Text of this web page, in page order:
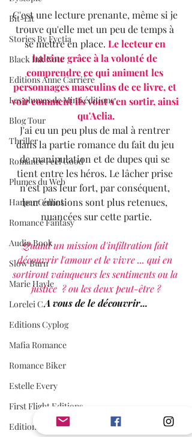
Bit-Lit
Stories By Fyctia
Black Ink Note
Editions Anne Carrière
Les plumes de Mimi éditions
Blog Tour
Thriller
Romance Feel Good
Plumes du Web
Harper Collins
Romance Fantasy
Audio Book
Slow Burn
Marie Hayle
Lorelei C.
Editions Cyplog
Mafia Romance
Romance Biker
Estelle Every
First Flight Editions
Editions Elixyria
C'est une lecture prenante, même si je
trouve qu'elle met un peu de temps à
se mettre en place. Le lecteur en
haleine grâce à la volonté de
comprendre ce qui animent les
personnages masculins de ce livre, et
voir comment ils vont s'en sortir, ainsi
qu'Aelia.
J'ai eu un peu plus de mal à rentrer
dans la partie romance du fait du jeu
de manipulation et de dupes qui se
tient entre les héros. Le lâcher prise
n'est pas leur fort, par conséquent,
leur émotions sont plus retenues,
nuancées sur cette partie.
Quand un mission d'infiltration fait
découvrir l'amour et le vivre ... qui en
sortiront vainqueurs les sentiments ou la
justice  ? ou les deux peut-être ?
A vous de le découvrir...